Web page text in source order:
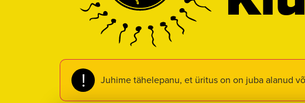
! Juhime tähelepanu, et üritus on on juba alanud